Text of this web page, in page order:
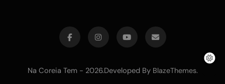
Na Coreia Tem - 2026.Developed By BlazeThemes.